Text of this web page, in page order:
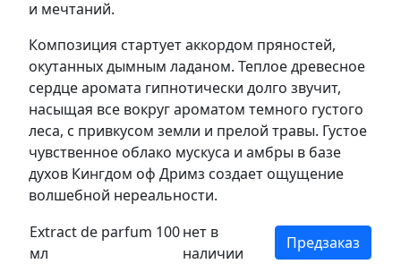
и мечтаний.
Композиция стартует аккордом пряностей,
окутанных дымным ладаном. Теплое древесное
сердце аромата гипнотически долго звучит,
насыщая все вокруг ароматом темного густого
леса, с привкусом земли и прелой травы. Густое
чувственное облако мускуса и амбры в базе
духов Кингдом оф Дримз создает ощущение
волшебной нереальности.
Extract de parfum 100
мл
нет в
наличии
Предзаказ